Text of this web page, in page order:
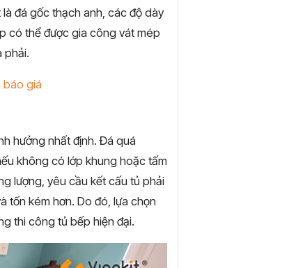
đá gốc thạch anh, các độ dày
có thể được gia công vát mép
phải.
báo giá
hưởng nhất định. Đá quá
không có lớp khung hoặc tấm
lượng, yêu cầu kết cấu tủ phải
tốn kém hơn. Do đó, lựa chọn
thi công tủ bếp hiện đại.